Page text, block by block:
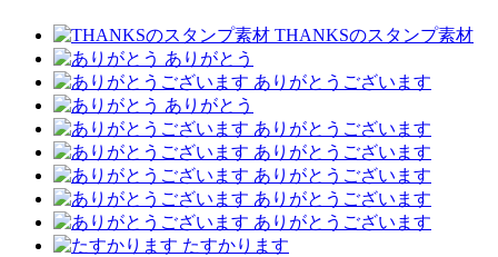
THANKSのスタンプ素材
ありがとう
ありがとうございます
ありがとう
ありがとうございます
ありがとうございます
ありがとうございます
ありがとうございます
ありがとうございます
たすかります